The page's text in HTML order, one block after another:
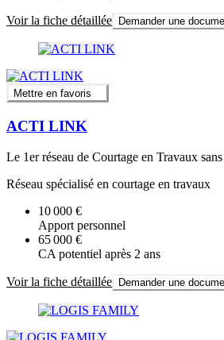
Voir la fiche détaillée Demander une
Mettre en favoris
ACTI LINK
Le 1er réseau de Courtage en Travaux
Réseau spécialisé en courtage en travaux
10 000 €
Apport personnel
65 000 €
CA potentiel après 2 ans
Voir la fiche détaillée Demander une